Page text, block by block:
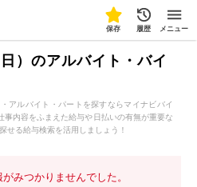
保存 履歴 メニュー
）のアルバイト・バイ
アルバイト・パートを探すならマイナビバイ
事内容をふまえた給与や日払いの有無が重要な
せる給与検索を活用しましょう！
みつかりませんでした。